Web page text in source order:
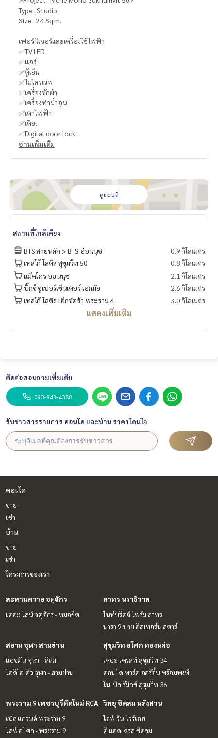
Type : Studio
Size : 24 Sq.m.
เฟอร์นิเจอร์และเครื่องใช้ไฟฟ้า
✅TV LED
✅แอร์
✅ตู้เย็น
✅ไมโครเวฟ
✅เครื่องซักผ้า
✅เครื่องทำน้ำอุ่น
✅เตาไฟฟ้า
✅เตียง
✅Digital door lock
- สระว่ายน้ำ
- ฟิตเนสพร้อมอุปกรณ์
- ห้องสมุด
- Shutter Bus รับส่ง
- ระบบรักษาความปลอดภัย Triple Security
- โซลาร์เซลล์ พลังงานไฟฟ้าจากแสงอาทิตย์
----------------------------------------
You can inbox or dm to ask more information, It’s my pleas
ure to give.
Tel :093-943-4388
What App +6693-943-4388
#Kob
อ่านเพิ่มเติม
ดูแผนที่
สถานที่ใกล้เคียง
BTS สายหลัก > BTS อ่อนนุช
0.9 กิโลเมตร
เทสโก้ โลตัส สุขุมวิท 50
0.8 กิโลเมตร
แม็คโคร อ่อนนุช
2.1 กิโลเมตร
บิ๊กซี ซูเปอร์เซ็นเตอร์ เอกมัย
2.6 กิโลเมตร
เทสโก้ โลตัส เอ็กซ์ตร้า พระราม 4
3.0 กิโลเมตร
แสดงเพิ่มเติม
ติดต่อสอบถามเพิ่มเติม
093-943-4388
รับข่าวสารรายการ คอนโด และบ้าน ราคาโดนใจ
คอนโด
ขาย
เช่า
บ้าน
ขาย
เช่า
โครงการของเรา
สะพานควาย จตุจักร
เดอะ ไลน์ จตุจักร - หมอชิต
สาทร นราธิวาส
ไนท์บริดจ์ ไพร์ม สาทร
นารา 9 บาย อีสเทอร์น สตาร์
สยาม จุฬา สามย่าน
แอชตัน จุฬา - สีลม
ไอดีโอ คิว จุฬา - สามย่าน
สุขุมวิท อโศก ทองหล่อ
เดอะ เครสท์ สุขุมวิท 34
คอนโด พาร์ค ออริจิ้น พร้อมพงษ์
โนเบิล รีมิกซ์ สุขุมวิท 36
พระราม 9 เพชรบุรีตัดใหม่ RCA
เบ็ล แกรนด์ พระราม 9
ไลฟ์ อโศก - พระราม 9
วิทยุ ชิดลม หลังสวน
ไลฟ์ วัน ไวร์เลส
ดิ แอดเดรส ชิดลม